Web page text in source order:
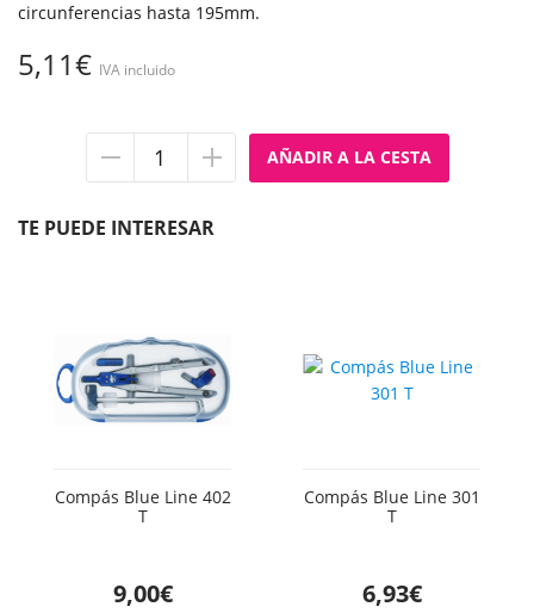
circunferencias hasta 195mm.
5,11€ IVA incluido
TE PUEDE INTERESAR
Compás Blue Line 402
T
9,00€
Compás Blue Line 301
T
6,93€